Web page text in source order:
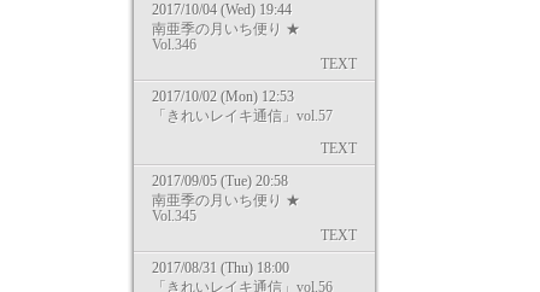
2017/10/04 (Wed) 19:44
南亜季の月いち便り ★
Vol.346
TEXT
2017/10/02 (Mon) 12:53
「きれいレイキ通信」vol.57
TEXT
2017/09/05 (Tue) 20:58
南亜季の月いち便り ★
Vol.345
TEXT
2017/08/31 (Thu) 18:00
「きれいレイキ通信」vol.56